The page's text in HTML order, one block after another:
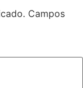
Campos